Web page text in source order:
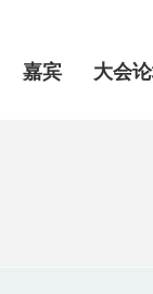
嘉宾 大会